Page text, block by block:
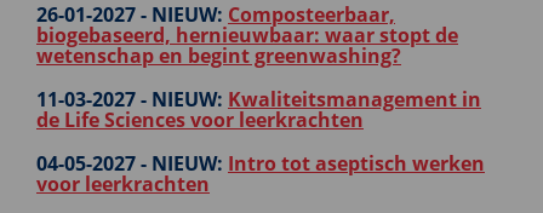
26-01-2027 - NIEUW: Composteerbaar,
biogebaseerd, hernieuwbaar: waar stopt de
wetenschap en begint greenwashing?
11-03-2027 - NIEUW: Kwaliteitsmanagement in
de Life Sciences voor leerkrachten
04-05-2027 - NIEUW: Intro tot aseptisch werken
voor leerkrachten